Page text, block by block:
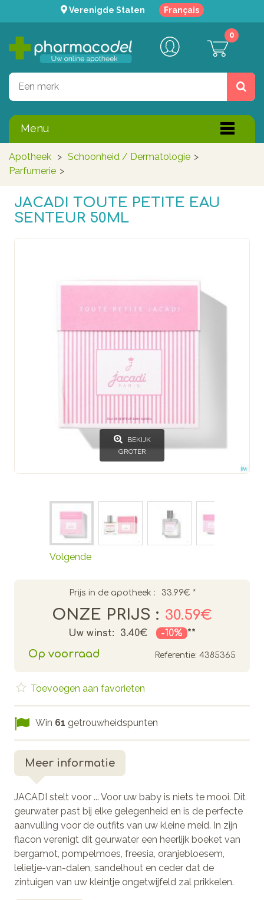
Verenigde Staten Français
0
Menu
Apotheek > Schoonheid / Dermatologie >
Parfumerie >
JACADI TOUTE PETITE EAU
SENTEUR 50ML
BEKIJK
GROTER
Volgende
Prijs in de apotheek : 33.99€ *
ONZE PRIJS : 30.59€
Uw winst: 3.40€ -10% **
Op voorraad Referentie: 4385365
Toevoegen aan favorieten
Win 61 getrouwheidspunten
Meer informatie
JACADI stelt voor ... Voor uw baby is niets te mooi. Dit
geurwater past bij elke gelegenheid en is de perfecte
aanvulling voor de outfits van uw kleine meid. In zijn
flacon verenigt dit geurwater een heerlijk boeket van
bergamot, pompelmoes, freesia, oranjebloesem,
lelietje-van-dalen, sandelhout en ceder dat de
zintuigen van uw kleintje ongetwijfeld zal prikkelen.